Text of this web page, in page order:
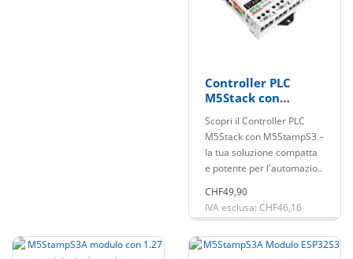
Controller PLC
M5Stack con
Scopri il Controller PLC
M5Stack con M5StampS3 –
la tua soluzione compatta
e potente per l'automazio..
CHF49,90
IVA esclusa: CHF46,16